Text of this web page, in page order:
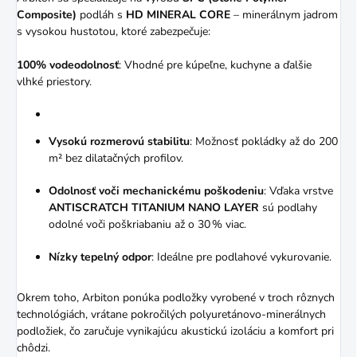
Composite) podláh s HD MINERAL CORE – minerálnym jadrom
s vysokou hustotou, ktoré zabezpečuje:
100% vodeodolnosť: Vhodné pre kúpeľne, kuchyne a ďalšie
vlhké priestory.
Vysokú rozmerovú stabilitu: Možnosť pokládky až do 200
m² bez dilatačných profilov.
Odolnosť voči mechanickému poškodeniu: Vďaka vrstve
ANTISCRATCH TITANIUM NANO LAYER sú podlahy
odolné voči poškriabaniu až o 30 % viac.
Nízky tepelný odpor: Ideálne pre podlahové vykurovanie.
Okrem toho, Arbiton ponúka podložky vyrobené v troch rôznych
technológiách, vrátane pokročilých polyuretánovo-minerálnych
podložiek, čo zaručuje vynikajúcu akustickú izoláciu a komfort pri
chôdzi.